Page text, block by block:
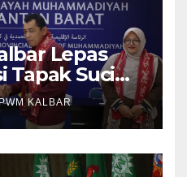
Lepas
Tapak Suci
XVI di
KALBAR